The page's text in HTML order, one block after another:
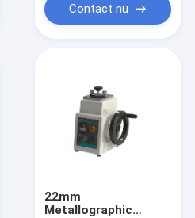
Contact nu
22mm
Metallographic